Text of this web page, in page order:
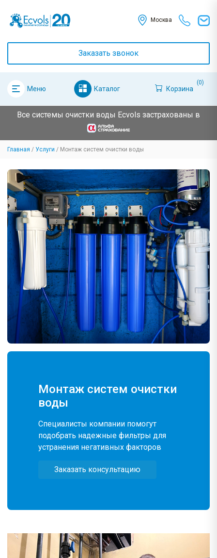
Москва
Заказать звонок
Меню Каталог Корзина
(0)
Все системы очистки воды Ecvols застрахованы в
Главная Услуги Монтаж систем очистки воды
Монтаж систем очистки
воды
Специалисты компании помогут
подобрать надежные фильтры для
устранения негативных факторов
Заказать консультацию